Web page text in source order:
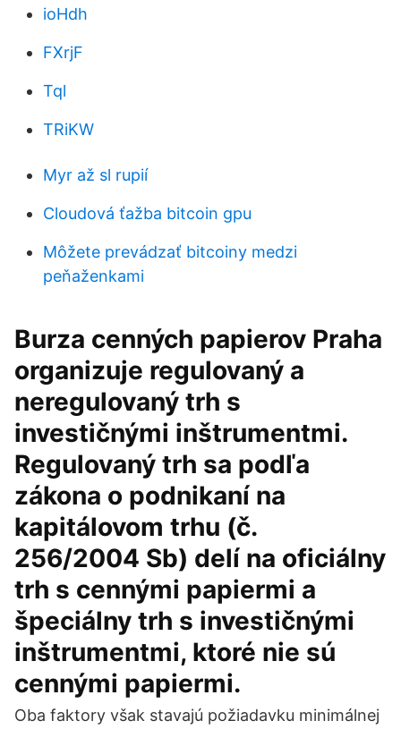
ioHdh
FXrjF
Tql
TRiKW
Myr až sl rupií
Cloudová ťažba bitcoin gpu
Môžete prevádzať bitcoiny medzi
peňaženkami
Burza cenných papierov Praha
organizuje regulovaný a
neregulovaný trh s
investičnými inštrumentmi.
Regulovaný trh sa podľa
zákona o podnikaní na
kapitálovom trhu (č.
256/2004 Sb) delí na oficiálny
trh s cennými papiermi a
špeciálny trh s investičnými
inštrumentmi, ktoré nie sú
cennými papiermi.
Oba faktory však stavajú požiadavku minimálnej